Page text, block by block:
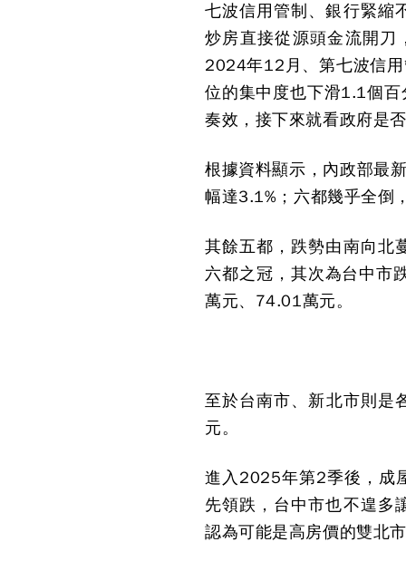
七波信用管制、銀行緊縮
炒房直接從源頭金流開刀
2024年12月、第七波信
位的集中度也下滑1.1個
奏效，接下來就看政府是
根據資料顯示，內政部最
幅達3.1%；六都幾乎全倒
其餘五都，跌勢由南向北
六都之冠，其次為台中市
萬元、74.01萬元。
至於台南市、新北市則是
元。
進入2025年第2季後，成
先領跌，台中市也不遑多
認為可能是高房價的雙北